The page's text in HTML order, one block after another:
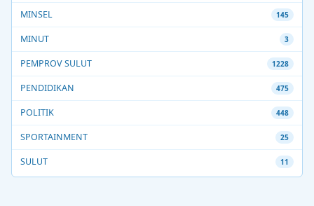
MINSEL 145
MINUT 3
PEMPROV SULUT 1228
PENDIDIKAN 475
POLITIK 448
SPORTAINMENT 25
SULUT 11